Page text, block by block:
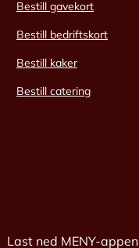
Bestill gavekort
Bestill bedriftskort
Bestill kaker
Bestill catering
Last ned MENY-appen